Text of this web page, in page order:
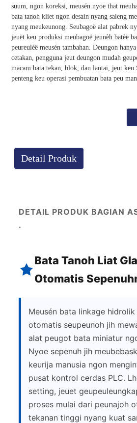
suum, ngon koreksi, meusén nyoe that
bata tanoh kliet ngon desain nyang saleng
nyang meukeunong. Seubagoë alat pabrek
jeuët keu produksi meubagoë jeunèh batèë
peureulèë meusén tambahan. Deungon
cetakan, pengguna jeut deungon mudah
macam bata tekan, blok, dan lantai, jeut keu
penteng keu operasi pembuatan bata peu
Detail Produk
DETAIL PRODUK BAGIAN
.
Bata Tanoh Liat
Otomatis
Meusén bata linkage hidrolik
otomatis seupeunoh jih
alat peugot bata miniatur
Nyoe sepenuh jih
keurija manusia ngon
pusat kontrol cerdas PLC.
setting, jeuet
proses mulai dari peunajoh
tekanan tinggi nyang kuat